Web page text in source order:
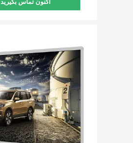
اکنون تماس بگیرید